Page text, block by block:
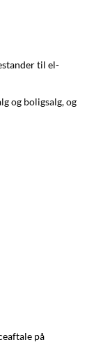
til el-
og boligsalg, og
på